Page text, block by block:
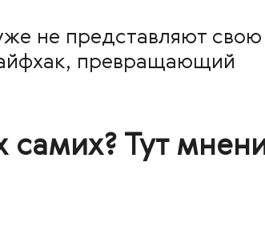
не представляют свою
превращающий
самих? Тут